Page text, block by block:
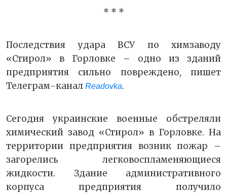
* * *
Последствия удара ВСУ по химзаводу
«Стирол» в Горловке – одно из зданий
предприятия сильно повреждено, пишет
Телеграм-канал Readovka.
Сегодня украинские военные обстреляли
химический завод «Стирол» в Горловке. На
территории предприятия возник пожар –
загорелись легковоспламеняющиеся
жидкости. Здание административного
корпуса предприятия получило